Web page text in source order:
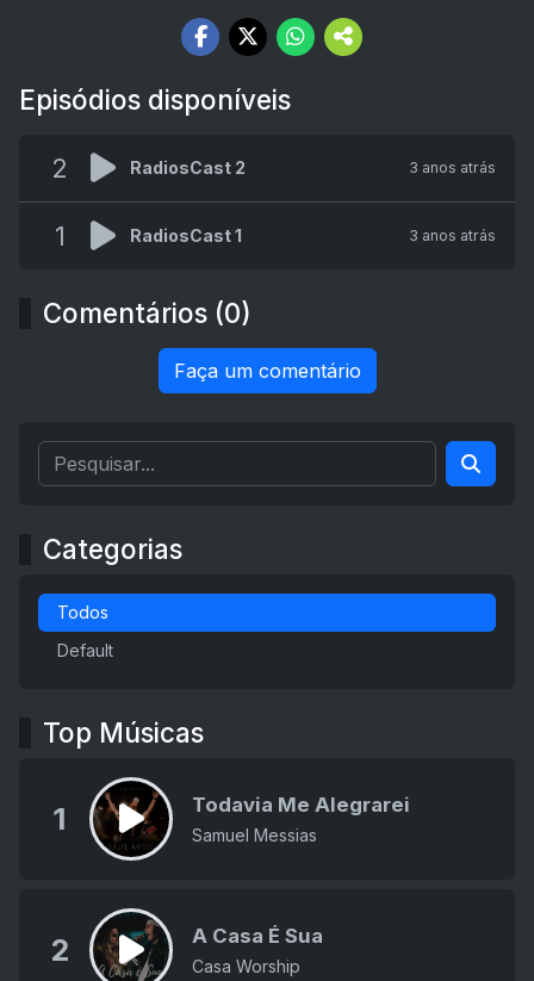
Episódios disponíveis
2 RadiosCast 2 3 anos atrás
1 RadiosCast 1 3 anos atrás
Comentários (0)
Faça um comentário
Categorias
Todos
Default
Top Músicas
1 Todavia Me Alegrarei
Samuel Messias
2 A Casa É Sua
Casa Worship